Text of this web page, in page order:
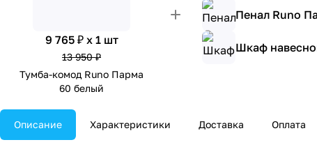
9 765 ₽ x 1 шт
13 950 ₽
Тумба-комод Runo Парма
60 белый
Пенал Runo
Шкаф
Описание Характеристики Доставка Оплата